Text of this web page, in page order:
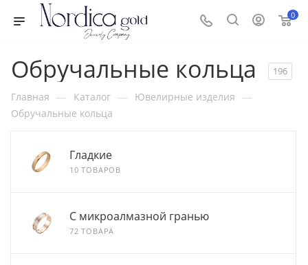
0
Обручальные кольца 196
Главная — Каталог — Ювелирные изделия —
Обручальные кольца
Гладкие
10 ТОВАРОВ
С микроалмазной гранью
72 ТОВАРА